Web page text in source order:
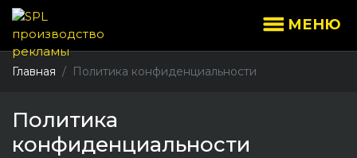
МЕНЮ
Главная Политика конфиденциальности
Политика
конфиденциальности